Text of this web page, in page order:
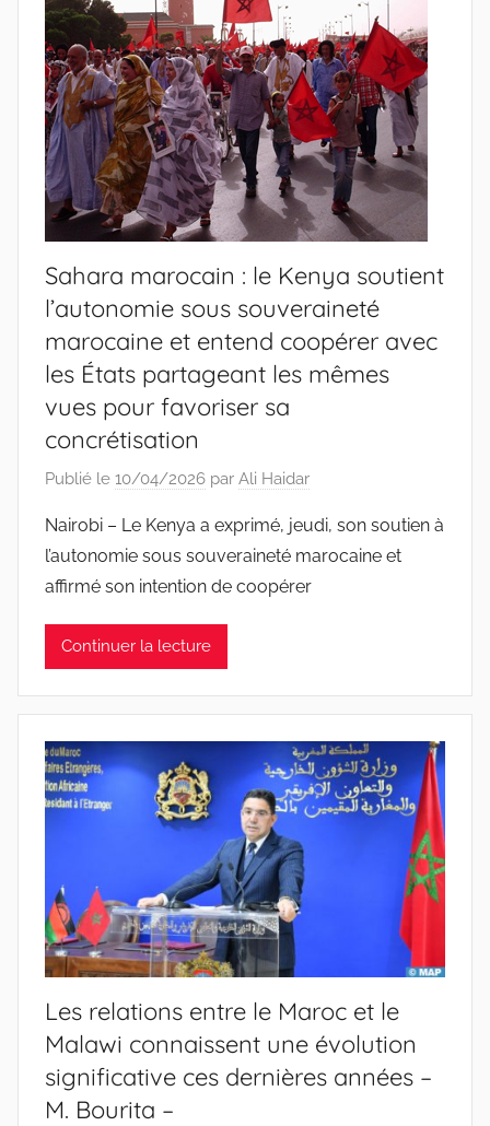
Sahara marocain : le Kenya soutient
l’autonomie sous souveraineté
marocaine et entend coopérer avec
les États partageant les mêmes
vues pour favoriser sa
concrétisation
Publié le 10/04/2026 par Ali Haidar
Nairobi – Le Kenya a exprimé, jeudi, son soutien à
l’autonomie sous souveraineté marocaine et
affirmé son intention de coopérer
Continuer la lecture
Les relations entre le Maroc et le
Malawi connaissent une évolution
significative ces dernières années –
M. Bourita –